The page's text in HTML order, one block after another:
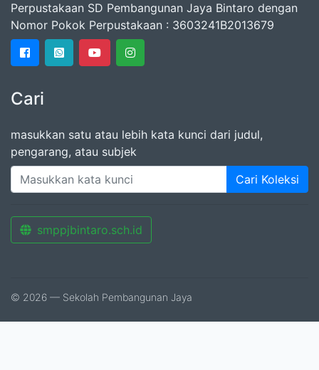
Perpustakaan SD Pembangunan Jaya Bintaro dengan
Nomor Pokok Perpustakaan : 3603241B2013679
Cari
masukkan satu atau lebih kata kunci dari judul,
pengarang, atau subjek
Cari Koleksi
smppjbintaro.sch.id
© 2026 — Sekolah Pembangunan Jaya